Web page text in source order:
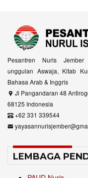
Pesantren Nuris Jember
unggulan Aswaja, Kitab
Bahasa Arab & Inggris
Jl Pangandaran 48
68125 Indonesia
+62 331 339544
LEMBAGA